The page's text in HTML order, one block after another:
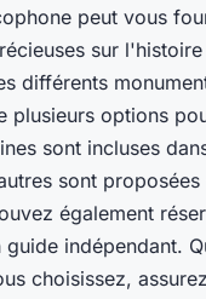
peut vous
sur
différents
plusieurs options
sont incluses
sont
également
guide indépendant.
choisissez,